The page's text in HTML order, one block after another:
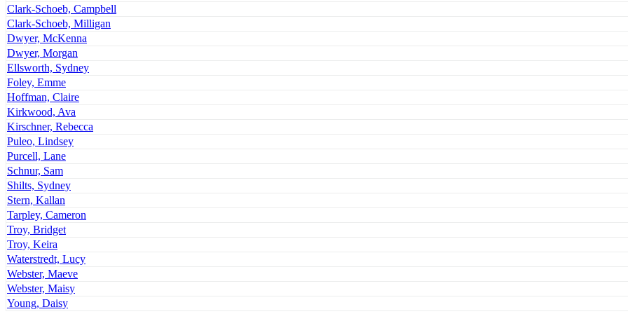
Clark-Schoeb, Campbell
Clark-Schoeb, Milligan
Dwyer, McKenna
Dwyer, Morgan
Ellsworth, Sydney
Foley, Emme
Hoffman, Claire
Kirkwood, Ava
Kirschner, Rebecca
Puleo, Lindsey
Purcell, Lane
Schnur, Sam
Shilts, Sydney
Stern, Kallan
Tarpley, Cameron
Troy, Bridget
Troy, Keira
Waterstredt, Lucy
Webster, Maeve
Webster, Maisy
Young, Daisy